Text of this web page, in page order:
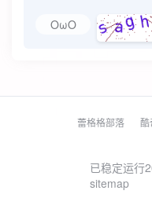
OωO
蕾格格部落 酷
已稳定运行
sitemap